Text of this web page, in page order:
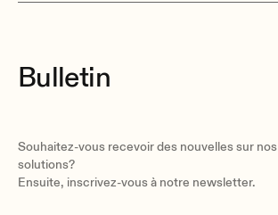
Bulletin
Souhaitez-vous recevoir des nouvelles sur
solutions?
Ensuite, inscrivez-vous à notre newsletter.